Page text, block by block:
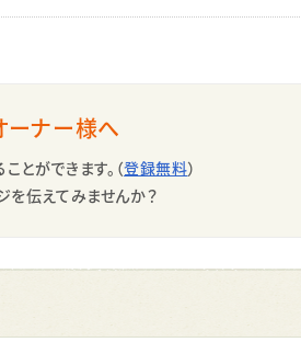
ーナー様へ
とができます。（登録無料）
を伝えてみませんか？